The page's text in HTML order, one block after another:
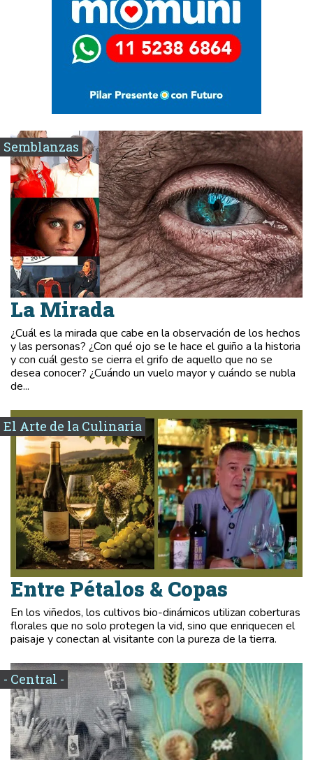
Semblanzas
La Mirada
¿Cuál es la mirada que cabe en la observación de los hechos
y las personas? ¿Con qué ojo se le hace el guiño a la historia
y con cuál gesto se cierra el grifo de aquello que no se
desea conocer? ¿Cuándo un vuelo mayor y cuándo se nubla
de...
El Arte de la Culinaria
Entre Pétalos & Copas
En los viñedos, los cultivos bio-dinámicos utilizan coberturas
florales que no solo protegen la vid, sino que enriquecen el
paisaje y conectan al visitante con la pureza de la tierra.
- Central -